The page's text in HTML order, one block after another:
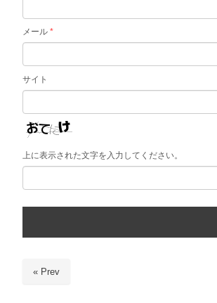
メール *
サイト
上に表示された文字を入力してください。
« Prev